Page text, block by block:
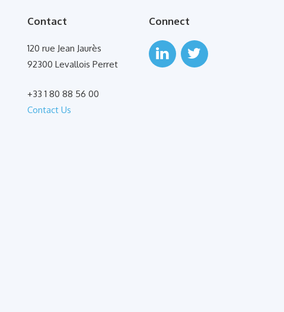
Contact
120 rue Jean Jaurès
92300 Levallois Perret
+33 1 80 88 56 00
Contact Us
Connect